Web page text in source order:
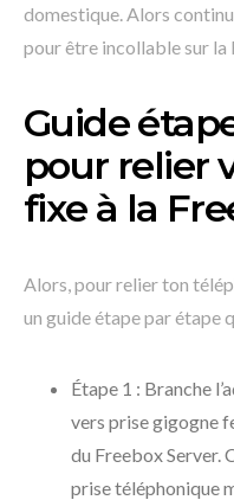
domestique. Alors
pour être incollable sur la
Guide
pour relier
fixe à la
Alors, pour relier ton
un guide étape par étape
Étape 1 : Branche
vers prise gigogne
du Freebox Server.
prise téléphonique